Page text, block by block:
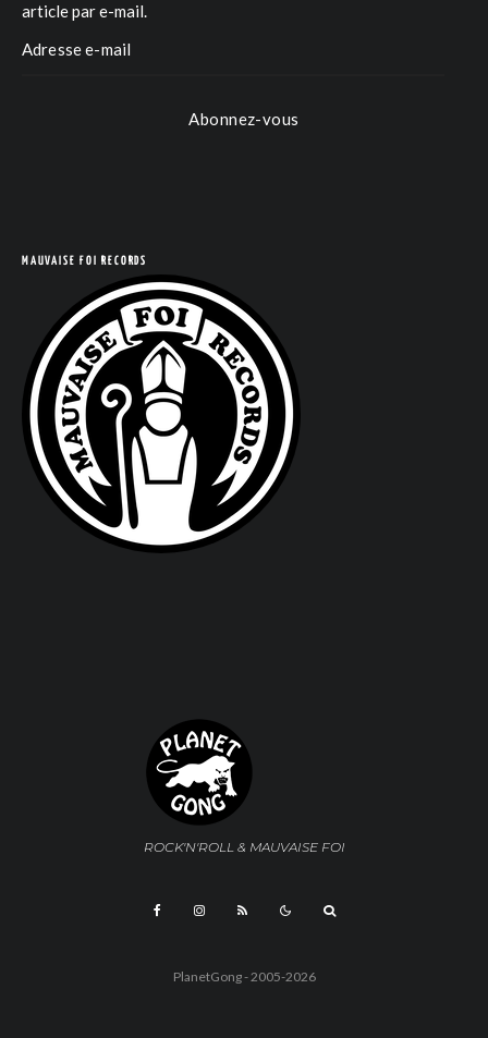
article par e-mail.
Abonnez-vous
MAUVAISE FOI RECORDS
ROCK'N'ROLL & MAUVAISE FOI
PlanetGong - 2005-2026